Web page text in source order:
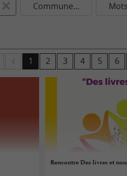
Commune...
1 2 3 4 5 6
Rencontre Des livres et